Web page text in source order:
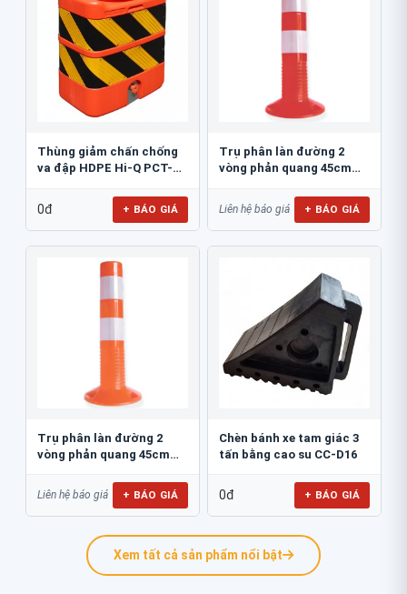
Thùng giảm chấn chống
va đập HDPE Hi-Q PCT-
0đ + BÁO GIÁ
Trụ phân làn đường 2
vòng phản quang 45cm
Liên hệ báo giá + BÁO GIÁ
Trụ phân làn đường 2
vòng phản quang 45cm
Liên hệ báo giá + BÁO GIÁ
Chèn bánh xe tam giác 3
tấn bằng cao su CC-D16
0đ + BÁO GIÁ
Xem tất cả sản phẩm nổi bật